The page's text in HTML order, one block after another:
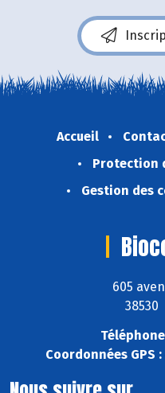
Accueil
Protection
Gestion des
605
Coordonnées GPS :